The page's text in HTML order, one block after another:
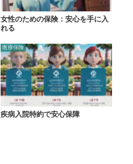
女性のための保険：安心を手に入
れる
医療保険
疾病入院特約で安心保障